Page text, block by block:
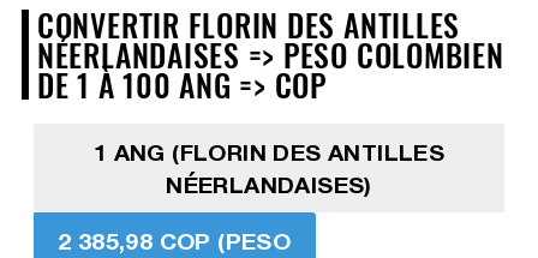
CONVERTIR FLORIN DES ANTILLES
NÉERLANDAISES => PESO COLOMBIEN
DE 1 À 100 ANG => COP
1 ANG (FLORIN DES ANTILLES
NÉERLANDAISES)
2 385,98 COP (PESO